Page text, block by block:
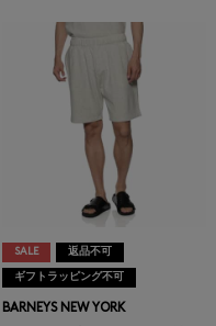
SALE 返品不可
ギフトラッピング不可
BARNEYS NEW YORK